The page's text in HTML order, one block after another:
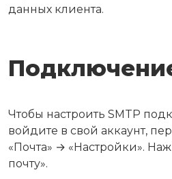
данных клиента.
Чтобы настроить SMTP
войдите в свой аккаунт,
«Почта» → «Настройки».
почту».